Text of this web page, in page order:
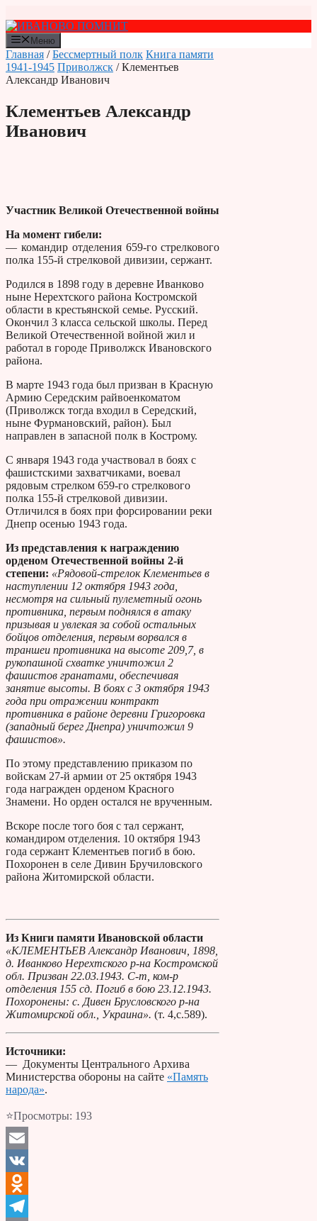
к
содержимому
Меню
Главная /Бессмертный полк Книга памяти
1941-1945 Приволжск / Клементьев
Александр Иванович
Клементьев Александр
Иванович
Участник Великой Отечественной войны
На момент гибели:
— командир отделения 659-го стрелкового
полка 155-й стрелковой дивизии, сержант.
Родился в 1898 году в деревне Иванково
ныне Нерехтского района Костромской
области в крестьянской семье. Русский.
Окончил 3 класса сельской школы. Перед
Великой Отечественной войной жил и
работал в городе Приволжск Ивановского
района.
В марте 1943 года был призван в Красную
Армию Середским райвоенкоматом
(Приволжск тогда входил в Середский,
ныне Фурмановский, район). Был
направлен в запасной полк в Кострому.
С января 1943 года участвовал в боях с
фашистскими захватчиками, воевал
рядовым стрелком 659-го стрелкового
полка 155-й стрелковой дивизии.
Отличился в боях при форсировании реки
Днепр осенью 1943 года.
Из представления к награждению
орденом Отечественной войны 2-й
степени: «Рядовой-стрелок Клементьев в
наступлении 12 октября 1943 года,
несмотря на сильный пулеметный огонь
противника, первым поднялся в атаку
призывая и увлекая за собой остальных
бойцов отделения, первым ворвался в
траншеи противника на высоте 209,7, в
рукопашной схватке уничтожил 2
фашистов гранатами, обеспечивая
занятие высоты. В боях с 3 октября 1943
года при отражении контракт
противника в районе деревни Григоровка
(западный берег Днепра) уничтожил 9
фашистов».
По этому представлению приказом по
войскам 27-й армии от 25 октября 1943
года награжден орденом Красного
Знамени. Но орден остался не врученным.
Вскоре после того боя с тал сержант,
командиром отделения. 10 октября 1943
года сержант Клементьев погиб в бою.
Похоронен в селе Дивин Бручиловского
района Житомирской области.
Из Книги памяти Ивановской области
«КЛЕМЕНТЬЕВ Александр Иванович, 1898,
д. Иванково Нерехтского р-на Костромской
обл. Призван 22.03.1943. С-т, ком-р
отделения 155 сд. Погиб в бою 23.12.1943.
Похоронены: с. Дивен Брусловского р-на
Житомирской обл., Украина». (т. 4,с.589).
Источники:
— Документы Центрального Архива
Министерства обороны на сайте «Память
народа».
⭐Просмотры: 193
Email
VK
Odnoklassniki